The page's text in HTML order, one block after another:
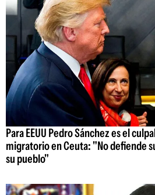
Para EEUU Pedro Sánchez es el
migratorio en Ceuta: "No defiende
su pueblo"